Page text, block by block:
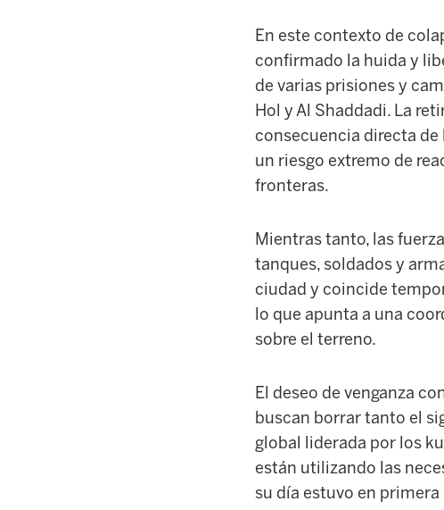
En este contexto de
confirmado la huida y
de varias prisiones y
Hol y Al Shaddadi. La
consecuencia directa
un riesgo extremo de
fronteras.
Mientras tanto, las
tanques, soldados y
ciudad y coincide
lo que apunta a una
sobre el terreno.
El deseo de venganza
buscan borrar tanto el
global liderada por los
están utilizando las
su día estuvo en